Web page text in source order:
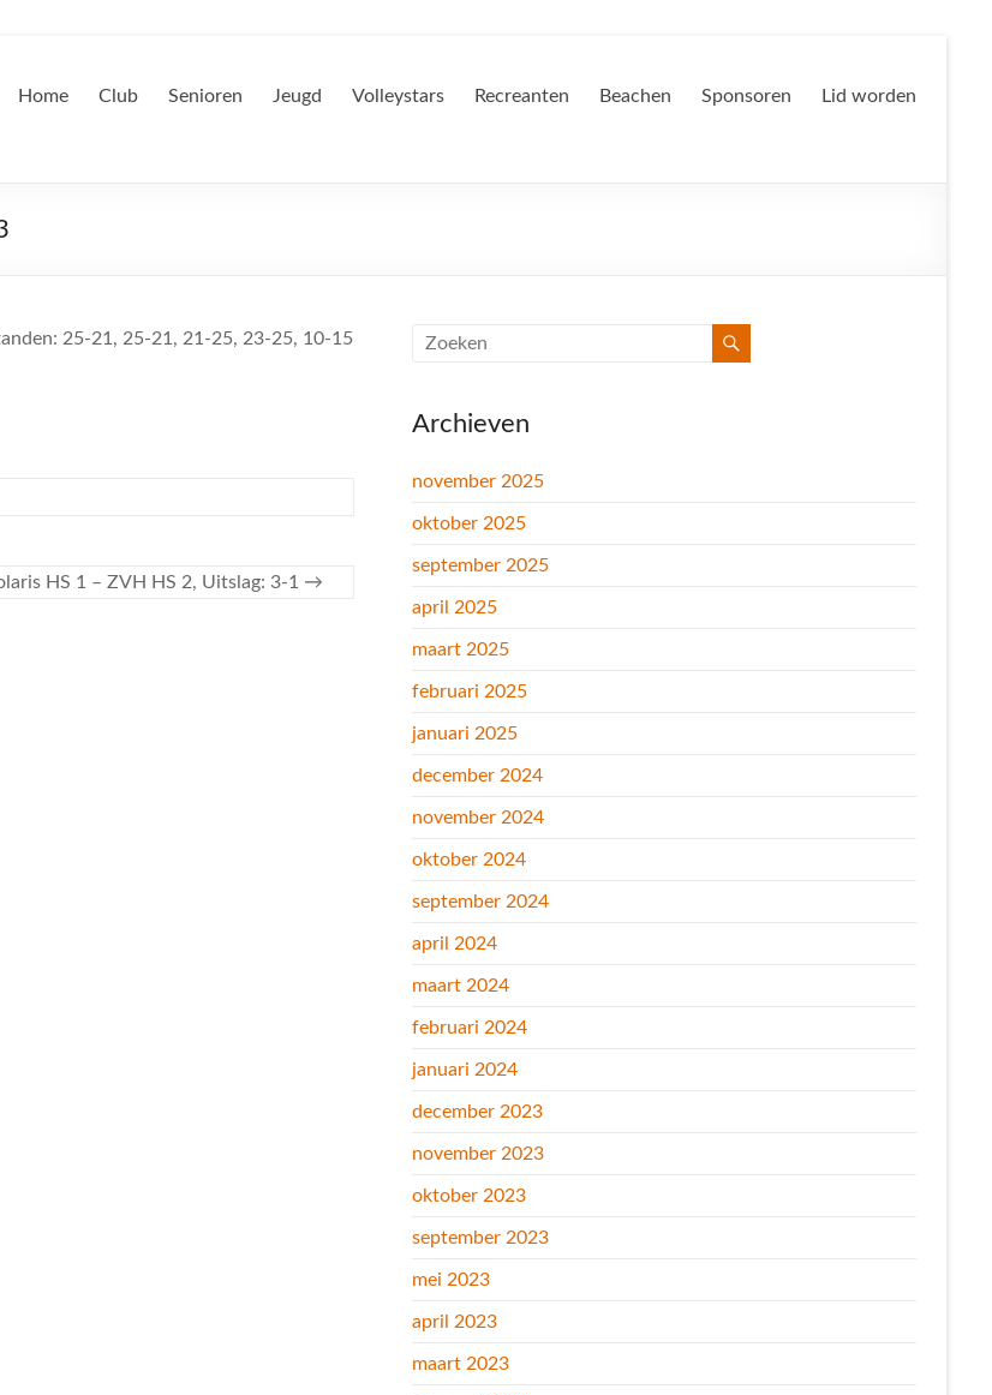
Home Club Senioren Jeugd Volleystars Recreanten Beachen Sponsoren Lid worden
25-21, 25-21, 21-25, 23-25, 10-15
HS 1 – ZVH HS 2, Uitslag: 3-1 →
Archieven
november 2025
oktober 2025
september 2025
april 2025
maart 2025
februari 2025
januari 2025
december 2024
november 2024
oktober 2024
september 2024
april 2024
maart 2024
februari 2024
januari 2024
december 2023
november 2023
oktober 2023
september 2023
mei 2023
april 2023
maart 2023